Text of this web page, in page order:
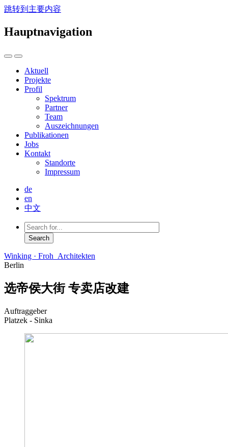
跳转到主要内容
Hauptnavigation
Aktuell
Projekte
Profil
Spektrum
Partner
Team
Auszeichnungen
Publikationen
Jobs
Kontakt
Standorte
Impressum
de
en
中文
Winking · Froh Architekten
Berlin
选帝侯大街 专卖店改建
Auftraggeber
Platzek - Sinka